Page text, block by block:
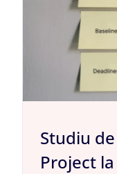
Studiu
Project